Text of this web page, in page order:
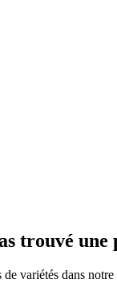
trouvé une
variétés dans